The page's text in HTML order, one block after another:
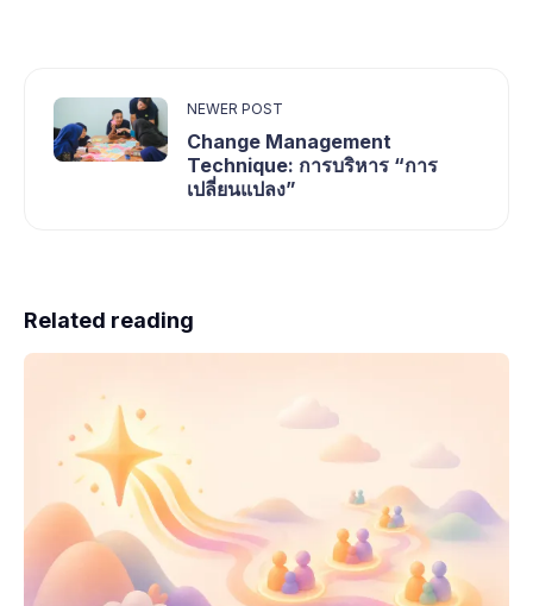
NEWER POST
Change Management
Technique: การบริหาร “การ
เปลี่ยนแปลง”
Related reading